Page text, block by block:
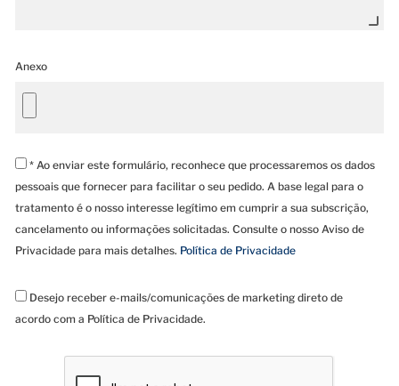
Anexo
* Ao enviar este formulário, reconhece que processaremos os dados
pessoais que fornecer para facilitar o seu pedido. A base legal para o
tratamento é o nosso interesse legítimo em cumprir a sua subscrição,
cancelamento ou informações solicitadas. Consulte o nosso Aviso de
Privacidade para mais detalhes. Política de Privacidade
Desejo receber e-mails/comunicações de marketing direto de
acordo com a Política de Privacidade.